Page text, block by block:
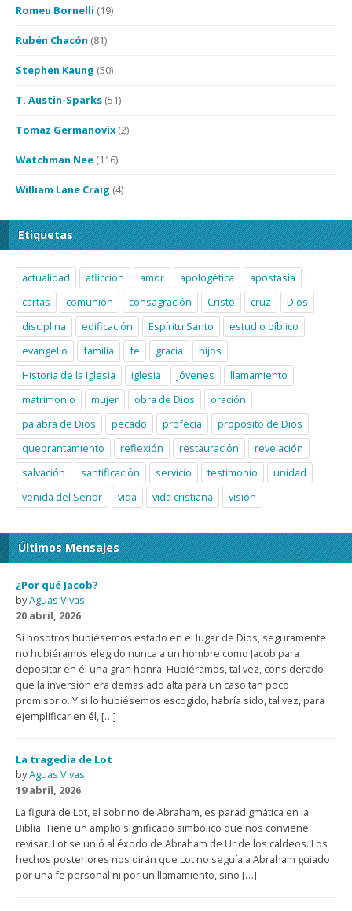
Romeu Bornelli (19)
Rubén Chacón (81)
Stephen Kaung (50)
T. Austin-Sparks (51)
Tomaz Germanovix (2)
Watchman Nee (116)
William Lane Craig (4)
Etiquetas
actualidad aflicción amor apologética
apostasía
cartas
comunión consagración Cristo cruz
Dios
disciplina
edificación Espíritu Santo
estudio bíblico
evangelio
familia fe gracia
hijos
Historia de la Iglesia
iglesia jóvenes
llamamiento
matrimonio
mujer obra de Dios
oración
palabra de Dios
pecado profecía
propósito de Dios
quebrantamiento
reflexión restauración
revelación
salvación
santificación servicio testimonio
unidad
venida del Señor
vida vida cristiana visión
Últimos Mensajes
¿Por qué Jacob?
byAguas Vivas
20 abril, 2026
Si nosotros hubiésemos estado en el lugar de Dios, seguramente
no hubiéramos elegido nunca a un hombre como Jacob para
depositar en él una gran honra. Hubiéramos, tal vez, considerado
que la inversión era demasiado alta para un caso tan poco
promisorio. Y si lo hubiésemos escogido, habría sido, tal vez, para
ejemplificar en él, […]
La tragedia de Lot
byAguas Vivas
19 abril, 2026
La figura de Lot, el sobrino de Abraham, es paradigmática en la
Biblia. Tiene un amplio significado simbólico que nos conviene
revisar. Lot se unió al éxodo de Abraham de Ur de los caldeos. Los
hechos posteriores nos dirán que Lot no seguía a Abraham guiado
por una fe personal ni por un llamamiento, sino […]